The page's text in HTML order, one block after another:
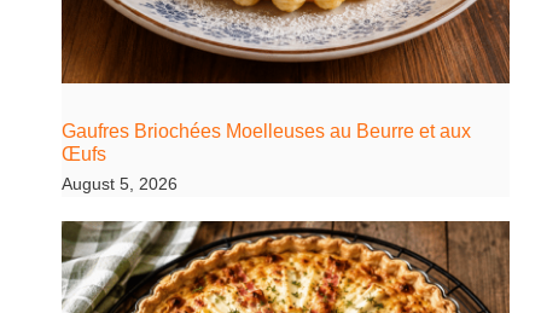
Gaufres Briochées Moelleuses au Beurre et aux
Œufs
August 5, 2026